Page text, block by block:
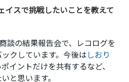
イスで挑戦したいことを教えて
談の結果報告会で、レコログを
クしています。今後は しおり
イントだけを共有するなど、
と思います。